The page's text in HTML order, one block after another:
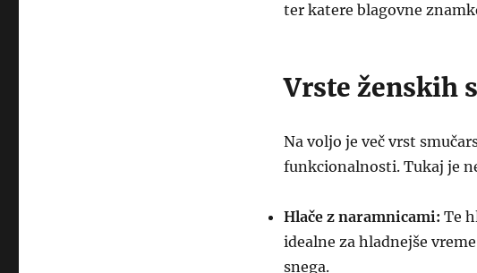
ter katere blagovne
Vrste ženskih
Na voljo je več vrst
funkcionalnosti. Tukaj je
Hlače z naramnicami: Te
idealne za hladnejše
snega.